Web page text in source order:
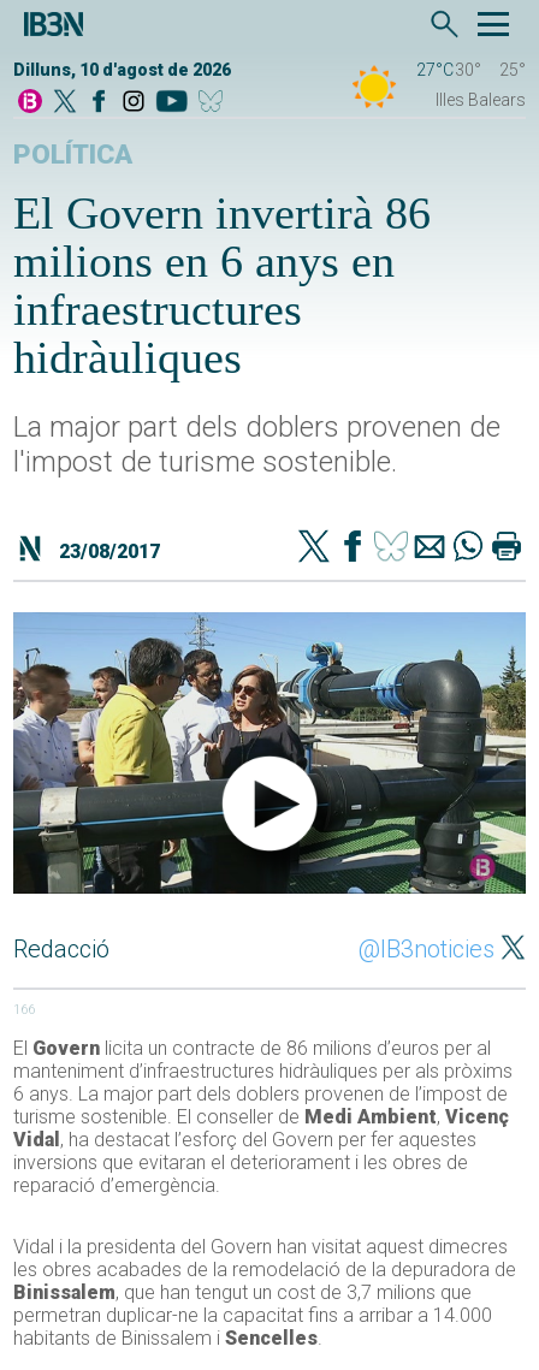
Dilluns, 10 d'agost de 2026 27°C30°
25°
Illes Balears
POLÍTICA
El Govern invertirà 86
milions en 6 anys en
infraestructures
hidràuliques
La major part dels doblers provenen de
l'impost de turisme sostenible.
23/08/2017
Redacció @IB3noticies
166
El Govern licita un contracte de 86 milions d’euros per al
manteniment d’infraestructures hidràuliques per als pròxims
6 anys. La major part dels doblers provenen de l’impost de
turisme sostenible. El conseller de Medi Ambient,Vicenç
Vidal , ha destacat l’esforç del Govern per fer aquestes
inversions que evitaran el deteriorament i les obres de
reparació d’emergència.
Vidal i la presidenta del Govern han visitat aquest dimecres
les obres acabades de la remodelació de la depuradora de
Binissalem, que han tengut un cost de 3,7 milions que
permetran duplicar-ne la capacitat fins a arribar a 14.000
habitants de Binissalem iSencelles.